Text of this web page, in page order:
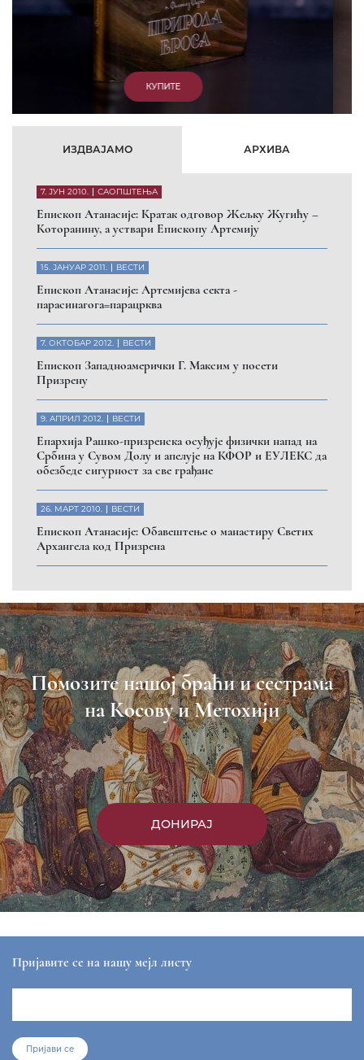
КУПИТЕ
ИЗДВАЈАМО АРХИВА
7. ЈУН 2010. САОПШТЕЊА
Eпископ Атанасије: Кратак одговор Жељку Жугићу –
Которанину, а уствари Епископу Артемију
15. ЈАНУАР 2011. ВЕСТИ
Eпископ Атанасије: Артемијева секта -
парасинагога=парацрква
7. ОКТОБАР 2012. ВЕСТИ
Eпископ Западноамерички Г. Максим у посети
Призрену
9. АПРИЛ 2012. ВЕСТИ
Eпархија Рашко-призренска осуђује физички напад на
Србина у Сувом Долу и апелује на КФОР и ЕУЛЕКС да
обезбеде сигурност за све грађане
26. МАРТ 2010. ВЕСТИ
Eпископ Атанасије: Обавештење о манастиру Светих
Архангела код Призрена
Помозите нашој браћи и сестрама
на Косову и Метохији
ДОНИРАЈ
Пријавите се на нашу мејл листу
Пријави се